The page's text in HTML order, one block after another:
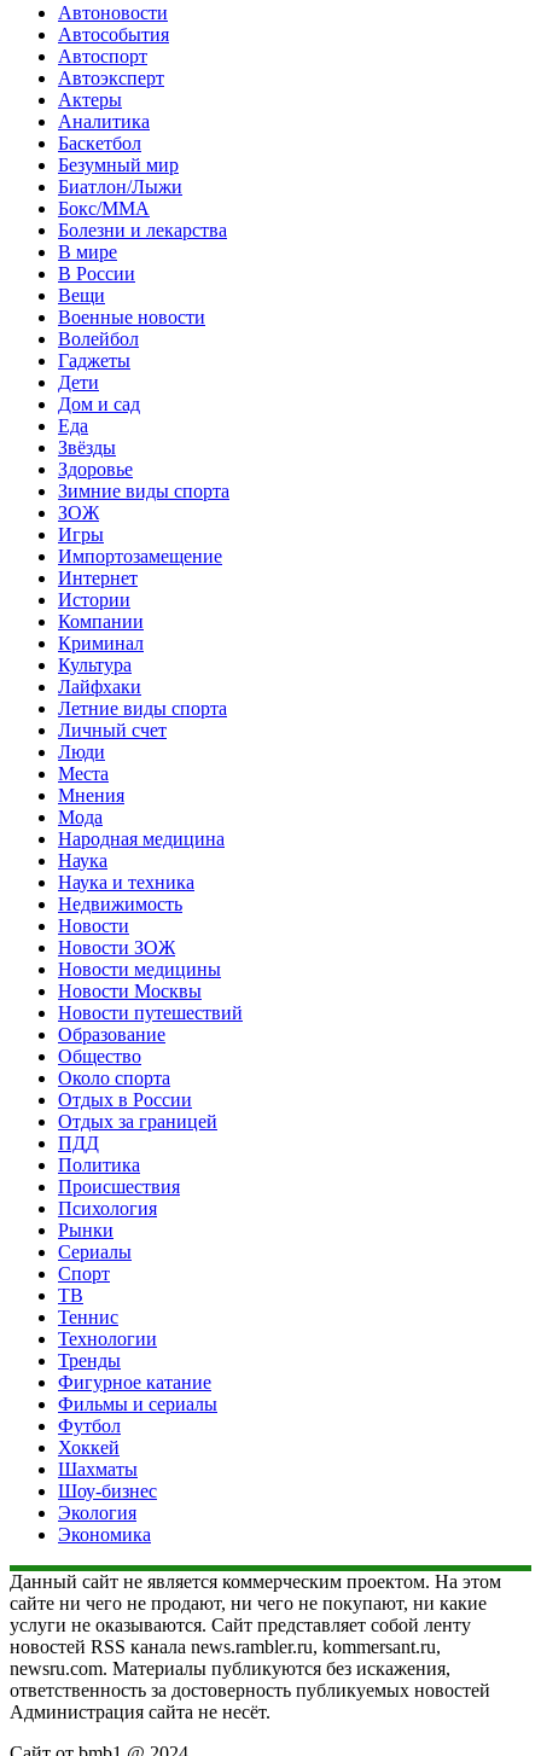
Автоновости
Автособытия
Автоспорт
Автоэксперт
Актеры
Аналитика
Баскетбол
Безумный мир
Биатлон/Лыжи
Бокс/MMA
Болезни и лекарства
В мире
В России
Вещи
Военные новости
Волейбол
Гаджеты
Дети
Дом и сад
Еда
Звёзды
Здоровье
Зимние виды спорта
ЗОЖ
Игры
Импортозамещение
Интернет
Истории
Компании
Криминал
Культура
Лайфхаки
Летние виды спорта
Личный счет
Люди
Места
Мнения
Мода
Народная медицина
Наука
Наука и техника
Недвижимость
Новости
Новости ЗОЖ
Новости медицины
Новости Москвы
Новости путешествий
Образование
Общество
Около спорта
Отдых в России
Отдых за границей
ПДД
Политика
Происшествия
Психология
Рынки
Сериалы
Спорт
ТВ
Теннис
Технологии
Тренды
Фигурное катание
Фильмы и сериалы
Футбол
Хоккей
Шахматы
Шоу-бизнес
Экология
Экономика
Данный сайт не является коммерческим проектом. На этом
сайте ни чего не продают, ни чего не покупают, ни какие
услуги не оказываются. Сайт представляет собой ленту
новостей RSS канала news.rambler.ru, kommersant.ru,
newsru.com. Материалы публикуются без искажения,
ответственность за достоверность публикуемых новостей
Администрация сайта не несёт.